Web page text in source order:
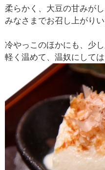
柔らかく、大豆の甘みが
みなさまでお召し上がりい
冷やっこのほかにも、少
軽く温めて、温奴にして